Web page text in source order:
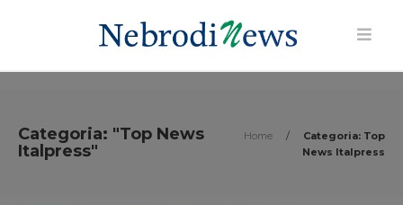
Categoria: "Top News
Italpress"
Home /
Categoria: Top
News Italpress